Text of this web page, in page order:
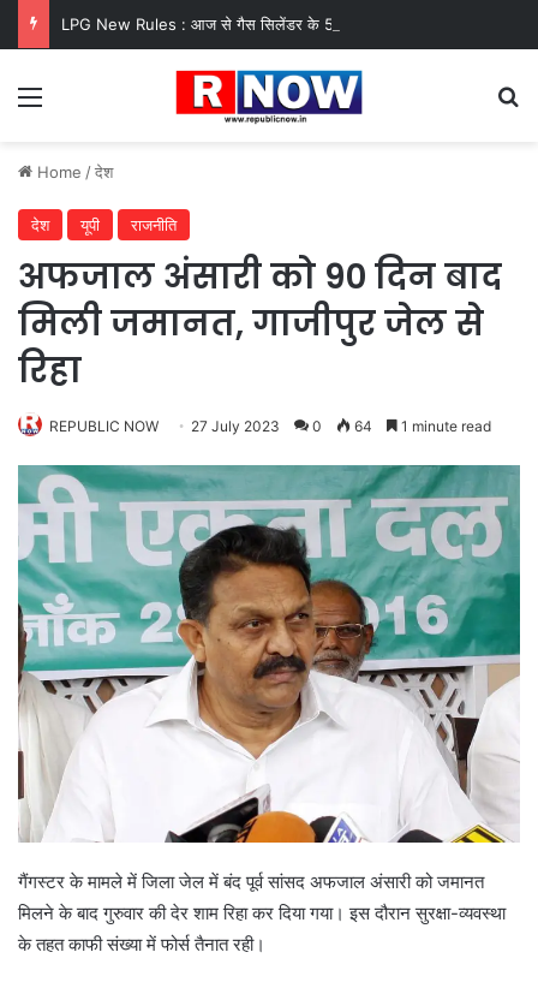
Menu
Home /देश
देश यूपी राजनीति
अफजाल अंसारी को 90 दिन बाद
मिली जमानत, गाजीपुर जेल से
रिहा
REPUBLIC NOW 27 July 2023 0 64 1 minute read
गैंगस्टर के मामले में जिला जेल में बंद पूर्व सांसद अफजाल अंसारी को जमानत
मिलने के बाद गुरुवार की देर शाम रिहा कर दिया गया। इस दौरान सुरक्षा-व्यवस्था
के तहत काफी संख्या में फोर्स तैनात रही।